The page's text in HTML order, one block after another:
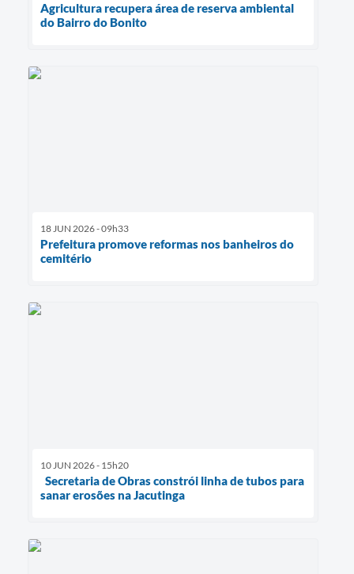
Agricultura recupera área de reserva ambiental
do Bairro do Bonito
18 JUN 2026 - 09h33
Prefeitura promove reformas nos banheiros do
cemitério
10 JUN 2026 - 15h20
Secretaria de Obras constrói linha de tubos para
sanar erosões na Jacutinga